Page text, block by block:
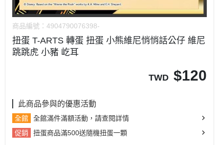
商品編號： 4904790076398-
扭蛋 T-ARTS 轉蛋 扭蛋 小熊維尼悄悄話公仔 維尼
跳跳虎 小豬 屹耳
TWD $120
此商品參與的優惠活動
全館
全館滿件滿額活動，請查閱詳情
促銷
扭蛋商品滿500送隨機扭蛋一顆